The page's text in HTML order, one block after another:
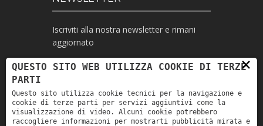
Iscriviti alla nostra newsletter e rimani
aggiornato
Ho letto l'informativa e autorizzo il
trattamento dei miei dati personali per le
finalità ivi indicate *
×
QUESTO SITO WEB UTILIZZA COOKIE DI TERZE
PARTI
Questo sito utilizza cookie tecnici per la navigazione e
cookie di terze parti per servizi aggiuntivi come la
visualizzazione di video. Alcuni cookie potrebbero
raccogliere informazioni per mostrarti pubblicità mirata e